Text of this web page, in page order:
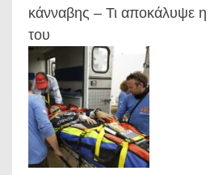
κάνναβης – Τι αποκάλυψε η
του